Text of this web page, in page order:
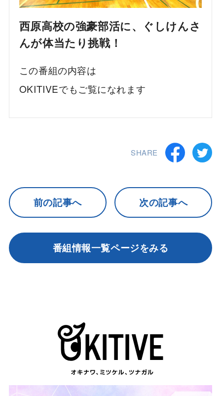
西原高校の強豪部活に、ぐしけんさ
んが体当たり挑戦！
この番組の内容は
OKITIVEでもご覧になれます
SHARE
前の記事へ 次の記事へ
番組情報一覧ページをみる